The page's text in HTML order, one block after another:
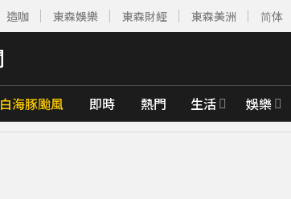
造咖 東森娛樂 東森財經 東森美洲 简体
白海豚颱風 即時 熱門 生活 娛樂